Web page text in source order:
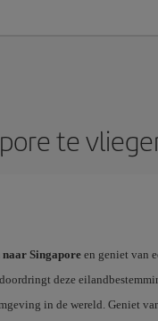
te
naar Singaporeen geniet van
deze
in de wereld. Geniet